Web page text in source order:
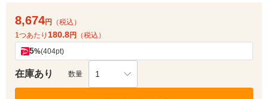
8,674円
（税込）
1つあたり 180.8円 （税込）
5%(404pt)
在庫あり 数量 1